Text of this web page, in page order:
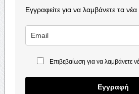
Εγγραφείτε για να λαμβάνετε τα
Επιβεβαίωση για να λαμβάνετε
Εγγραφή